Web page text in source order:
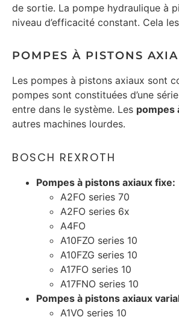
de sortie. La pompe hydraulique à
niveau d’efficacité constant. Cela
POMPES À PISTONS
Les pompes à pistons axiaux sont
pompes sont constituées d’une
entre dans le système. Les pompes
autres machines lourdes.
BOSCH REXROTH
Pompes à pistons axiaux fixe:
A2FO series 70
A2FO series 6x
A4FO
A10FZO series 10
A10FZG series 10
A17FO series 10
A17FNO series 10
Pompes à pistons axiaux
A1VO series 10